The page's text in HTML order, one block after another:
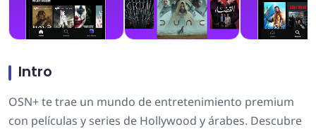
Intro
OSN+ te trae un mundo de entretenimiento premium
con películas y series de Hollywood y árabes. Descubre